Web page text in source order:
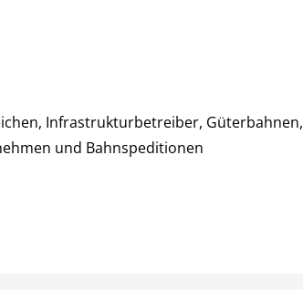
Infrastrukturbetreiber, Güterbahnen,
und Bahnspeditionen